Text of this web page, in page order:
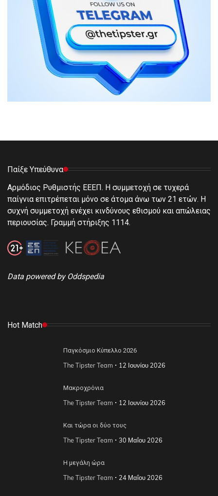
Παίξε Υπεύθυνα
Αρμόδιος Ρυθμιστής ΕΕΕΠ. Η συμμετοχή σε τυχερά
παίγνια επιτρέπεται μόνο σε άτομα άνω των 21 ετών. Η
συχνή συμμετοχή ενέχει κινδύνους εθισμού και απώλειας
περιουσίας. Γραμμή στήριξης 1114.
Data powered by Oddspedia
Hot Match
Παγκόσμιο Κύπελλο 2026
The Tipster Team 12 Ιουνίου 2026
Μακροχρόνια
The Tipster Team 12 Ιουνίου 2026
Και τώρα οι δύο τους
The Tipster Team 30 Μαΐου 2026
Η μεγάλη ώρα
The Tipster Team 24 Μαΐου 2026